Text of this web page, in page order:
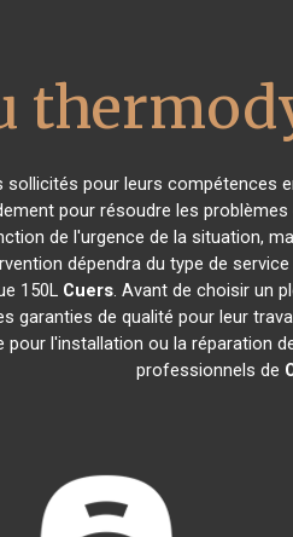
pour leurs compétences
pour résoudre les
de l'urgence de la situation,
dépendra du type de
150L Cuers. Avant de choisir un
garanties de qualité pour leur
l'installation ou la réparation
professionnels de